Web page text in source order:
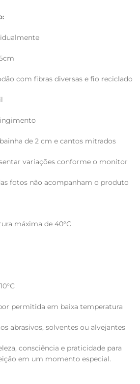
com fibras diversas e fio reciclado
de 2 cm e cantos mitrados
variações conforme o monitor
fotos não acompanham o produto
máxima de 40°C
permitida em baixa temperatura
abrasivos, solventes ou alvejantes
consciência e praticidade para
em um momento especial.